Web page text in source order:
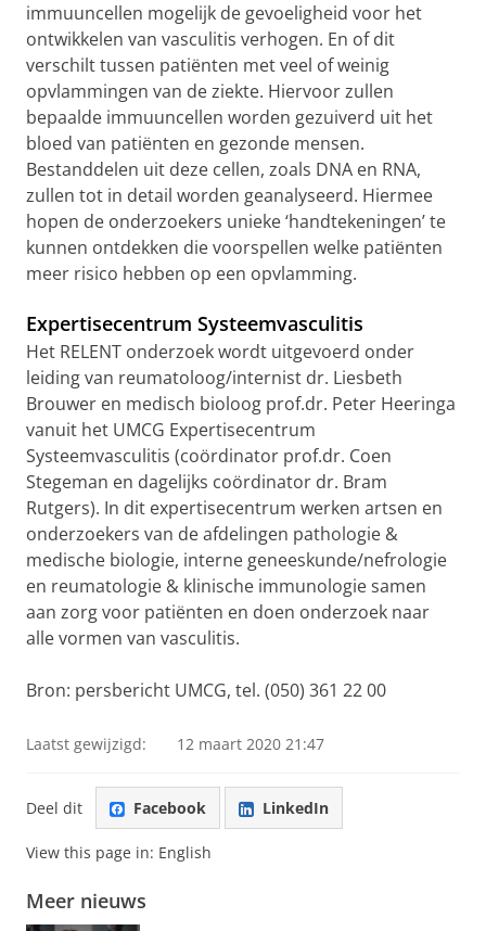
immuuncellen mogelijk de gevoeligheid voor het
ontwikkelen van vasculitis verhogen. En of dit
verschilt tussen patiënten met veel of weinig
opvlammingen van de ziekte. Hiervoor zullen
bepaalde immuuncellen worden gezuiverd uit het
bloed van patiënten en gezonde mensen.
Bestanddelen uit deze cellen, zoals DNA en RNA,
zullen tot in detail worden geanalyseerd. Hiermee
hopen de onderzoekers unieke ‘handtekeningen’ te
kunnen ontdekken die voorspellen welke patiënten
meer risico hebben op een opvlamming.
Expertisecentrum Systeemvasculitis
Het RELENT onderzoek wordt uitgevoerd onder
leiding van reumatoloog/internist dr. Liesbeth
Brouwer en medisch bioloog prof.dr. Peter Heeringa
vanuit het UMCG Expertisecentrum
Systeemvasculitis (coördinator prof.dr. Coen
Stegeman en dagelijks coördinator dr. Bram
Rutgers). In dit expertisecentrum werken artsen en
onderzoekers van de afdelingen pathologie &
medische biologie, interne geneeskunde/nefrologie
en reumatologie & klinische immunologie samen
aan zorg voor patiënten en doen onderzoek naar
alle vormen van vasculitis.
Bron: persbericht UMCG, tel. (050) 361 22 00
Laatst gewijzigd: 12 maart 2020 21:47
Deel dit Facebook LinkedIn
View this page in: English
Meer nieuws